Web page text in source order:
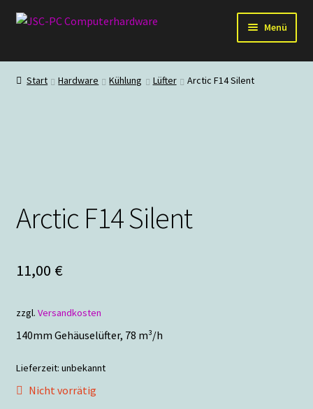
Zur
Zum
Menü
Hardware
Start Hardware Kühlung Lüfter Arctic F14 Silent
Arctic F14 Silent
11,00 €
zzgl. Versandkosten
140mm Gehäuselüfter, 78 m³/h
Lieferzeit: unbekannt
Nicht vorrätig